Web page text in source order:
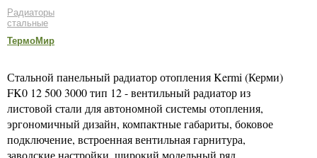
Радиаторы
стальные
ТермоМир
Стальной панельный радиатор отопления Kermi (Керми)
FK0 12 500 3000 тип 12 - вентильный радиатор из
листовой стали для автономной системы отопления,
эргономичный дизайн, компактные габариты, боковое
подключение, встроенная вентильная гарнитура,
заводские настройки, широкий модельный ряд,